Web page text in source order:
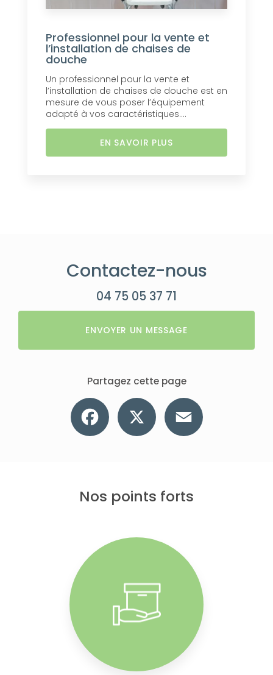
Professionnel pour la vente et
l’installation de chaises de
douche
Un professionnel pour la vente et
l’installation de chaises de douche est en
mesure de vous poser l’équipement
adapté à vos caractéristiques....
EN SAVOIR PLUS
Contactez-nous
04 75 05 37 71
ENVOYER UN MESSAGE
Partagez cette page
Facebook
Nos points forts